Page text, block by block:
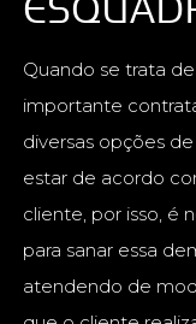
Quando se trata
importante
diversas opções
estar de acordo
cliente, por isso, é
para sanar essa
atendendo de